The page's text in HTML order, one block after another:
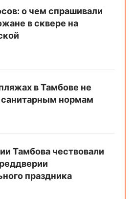
о чем спрашивали
в сквере на
в Тамбове не
санитарным нормам
Тамбова чествовали
праздника